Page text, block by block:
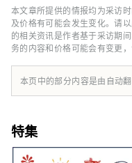
区的悠闲之
本文章所提供的情报均为采访
及价格有可能会发生变化。请
的相关资讯是作者基于采访期
务的内容和价格可能会有变更
本页中的部分内容是由自动翻
特集